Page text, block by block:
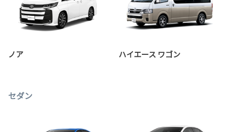
ノア ハイエース ワゴン
セダン